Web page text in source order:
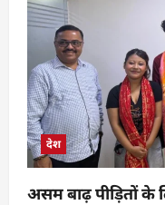
देश
असम बाढ़ पीड़ितों के